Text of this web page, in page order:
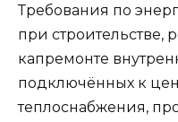
Требования по
при строительстве,
капремонте
подключённых к
теплоснабжения,